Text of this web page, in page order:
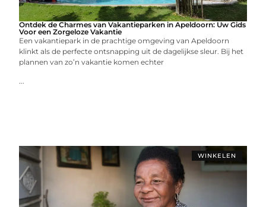
Ontdek de Charmes van Vakantieparken in Apeldoorn: Uw Gids
Voor een Zorgeloze Vakantie
Een vakantiepark in de prachtige omgeving van Apeldoorn
klinkt als de perfecte ontsnapping uit de dagelijkse sleur. Bij het
plannen van zo’n vakantie komen echter
...
WINKELEN